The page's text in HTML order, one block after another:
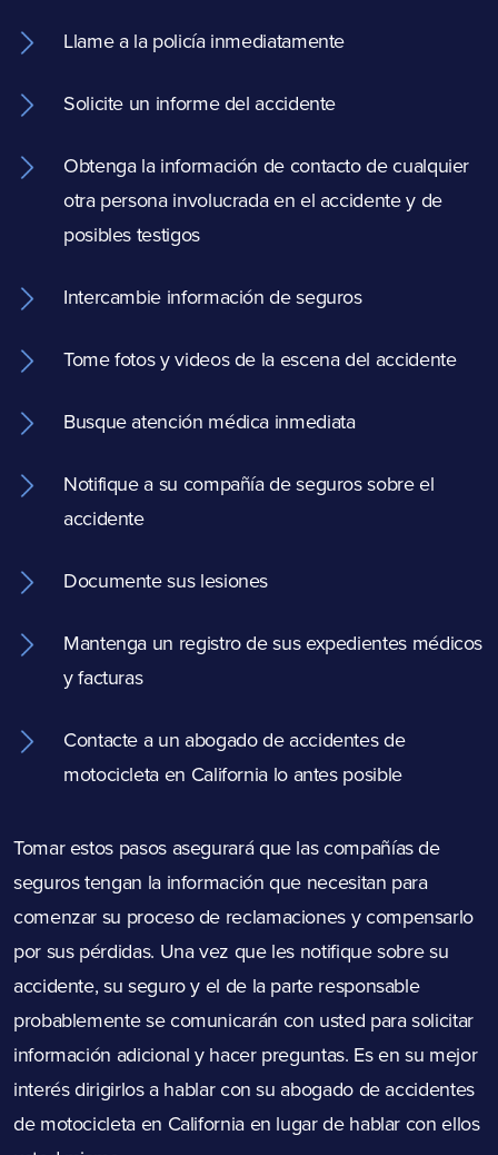
Llame a la policía inmediatamente
Solicite un informe del accidente
Obtenga la información de contacto de cualquier
otra persona involucrada en el accidente y de
posibles testigos
Intercambie información de seguros
Tome fotos y videos de la escena del accidente
Busque atención médica inmediata
Notifique a su compañía de seguros sobre el
accidente
Documente sus lesiones
Mantenga un registro de sus expedientes médicos
y facturas
Contacte a un abogado de accidentes de
motocicleta en California lo antes posible
Tomar estos pasos asegurará que las compañías de
seguros tengan la información que necesitan para
comenzar su proceso de reclamaciones y compensarlo
por sus pérdidas. Una vez que les notifique sobre su
accidente, su seguro y el de la parte responsable
probablemente se comunicarán con usted para solicitar
información adicional y hacer preguntas. Es en su mejor
interés dirigirlos a hablar con su abogado de accidentes
de motocicleta en California en lugar de hablar con ellos